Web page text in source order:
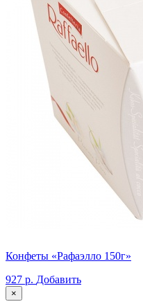
Конфеты «Рафаэлло 150г»
927 р. Добавить
×